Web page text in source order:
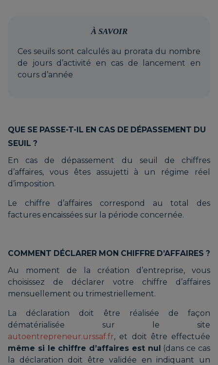
À SAVOIR
Ces seuils sont calculés au prorata du nombre
de jours d’activité en cas de lancement en
cours d’année
QUE SE PASSE-T-IL EN CAS DE DÉPASSEMENT DU
SEUIL ?
En cas de dépassement du seuil de chiffres
d’affaires, vous êtes assujetti à un régime réel
d’imposition.
Le chiffre d’affaires correspond au total des
factures encaissées sur la période concernée.
COMMENT DÉCLARER MON CHIFFRE D’AFFAIRES ?
Au moment de la création d’entreprise, vous
choisissez de déclarer votre chiffre d’affaires
mensuellement ou trimestriellement.
La déclaration doit être réalisée de façon
dématérialisée sur le site
autoentrepreneur.urssaf.fr, et doit être effectuée
même si le chiffre d’affaires est nul (dans ce cas
la déclaration doit être validée en indiquant un